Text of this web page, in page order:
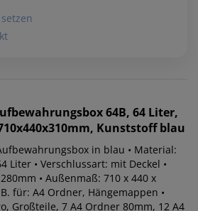
64B, 64 Liter,
Kunststoff blau
in blau • Material:
Liter • Verschlussart: mit Deckel •
• Außenmaß: 710 x 440 x
für: A4 Ordner, Hängemappen •
Großteile, 7 A4 Ordner 80mm, 12 A4